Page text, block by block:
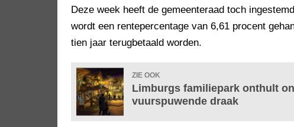
Deze week heeft de gemeenteraad toch
wordt een rentepercentage van 6,61 procent
tien jaar terugbetaald worden.
ZIE OOK
Limburgs familiepark onthult
vuurspuwende draak